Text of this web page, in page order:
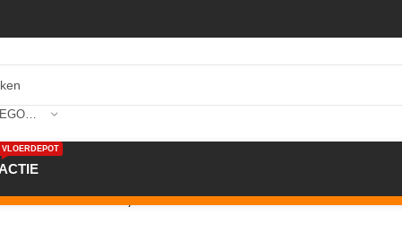
VLOERDEPOT
kleur 179 x 400,0